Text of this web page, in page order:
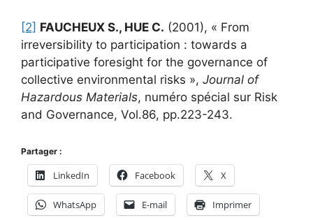
[2] FAUCHEUX S., HUE C. (2001), « From
irreversibility to participation : towards a
participative foresight for the governance of
collective environmental risks », Journal of
Hazardous Materials, numéro spécial sur Risk
and Governance, Vol.86, pp.223-243.
Partager :
LinkedIn Facebook X
WhatsApp E-mail Imprimer